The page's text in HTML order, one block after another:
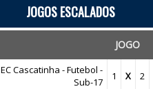
JOGOS ESCALADOS
JOGO
EC Cascatinha - Futebol -
Sub-17
1 X 2